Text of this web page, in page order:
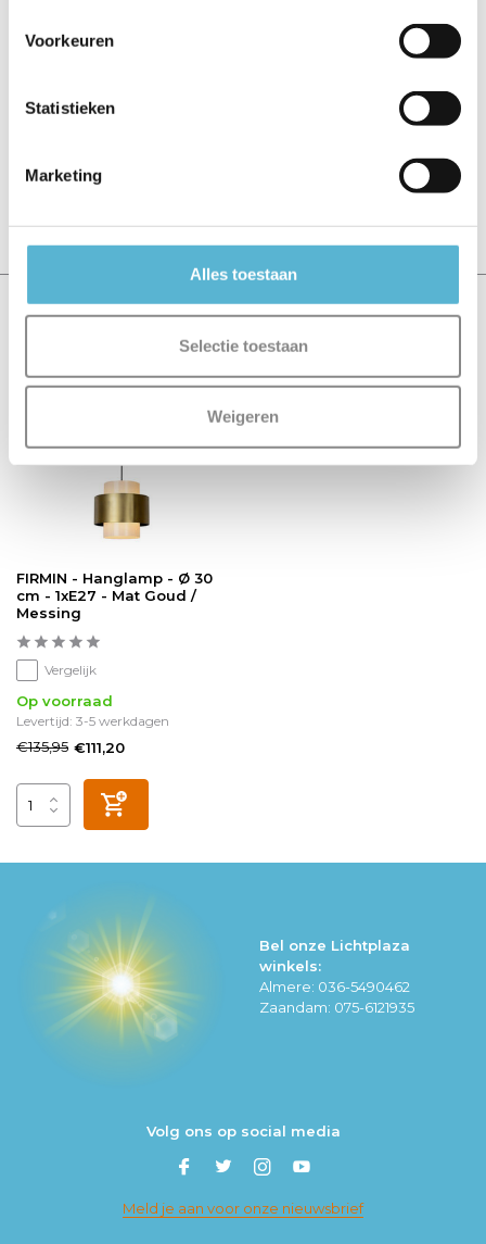
Voorkeuren
Statistieken
Marketing
Alles toestaan
Selectie toestaan
Weigeren
0
Er zijn nog geen reviews geschreven over dit product..
Recent bekeken
sale 18%
FIRMIN - Hanglamp - Ø 30
cm - 1xE27 - Mat Goud /
Messing
Vergelijk
Op voorraad
Levertijd: 3-5 werkdagen
€135,95 €111,20
Bel onze Lichtplaza
winkels:
Almere: 036-5490462
Zaandam: 075-6121935
Volg ons op social media
Meld je aan voor onze nieuwsbrief